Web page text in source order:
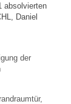
absolvierten
Daniel
der